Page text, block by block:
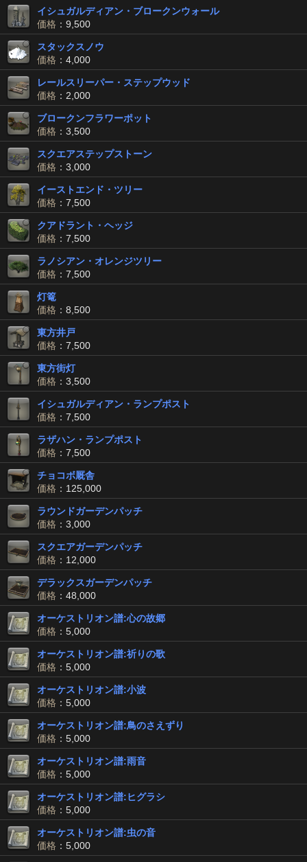
イシュガルディアン・ブロークンウォール
価格 ：9,500
スタックスノウ
価格 ：4,000
レールスリーパー・ステップウッド
価格 ：2,000
ブロークンフラワーポット
価格 ：3,500
スクエアステップストーン
価格 ：3,000
イーストエンド・ツリー
価格 ：7,500
クアドラント・ヘッジ
価格 ：7,500
ラノシアン・オレンジツリー
価格 ：7,500
灯篭
価格 ：8,500
東方井戸
価格 ：7,500
東方街灯
価格 ：3,500
イシュガルディアン・ランプポスト
価格 ：7,500
ラザハン・ランプポスト
価格 ：7,500
チョコボ厩舎
価格 ：125,000
ラウンドガーデンパッチ
価格 ：3,000
スクエアガーデンパッチ
価格 ：12,000
デラックスガーデンパッチ
価格 ：48,000
オーケストリオン譜:心の故郷
価格 ：5,000
オーケストリオン譜:祈りの歌
価格 ：5,000
オーケストリオン譜:小波
価格 ：5,000
オーケストリオン譜:鳥のさえずり
価格 ：5,000
オーケストリオン譜:雨音
価格 ：5,000
オーケストリオン譜:ヒグラシ
価格 ：5,000
オーケストリオン譜:虫の音
価格 ：5,000